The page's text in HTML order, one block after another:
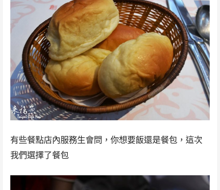
有些餐點店內服務生會問，你想要飯還是餐包，這次
我們選擇了餐包